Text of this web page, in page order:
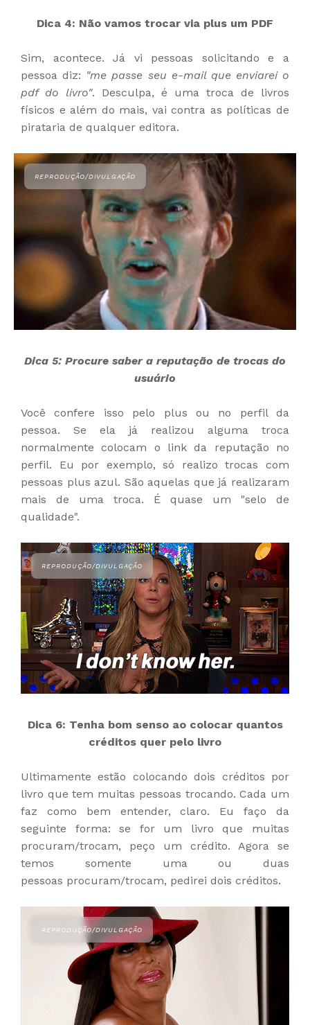
Dica 4: Não vamos trocar via plus um PDF
Sim, acontece. Já vi pessoas solicitando e a
pessoa diz: "me passe seu e-mail que enviarei o
pdf do livro". Desculpa, é uma troca de livros
físicos e além do mais, vai contra as políticas de
pirataria de qualquer editora.
Dica 5: Procure saber a reputação de trocas do
usuário
Você confere isso pelo plus ou no perfil da
pessoa. Se ela já realizou alguma troca
normalmente colocam o link da reputação no
perfil. Eu por exemplo, só realizo trocas com
pessoas plus azul. São aquelas que já realizaram
mais de uma troca. É quase um "selo de
qualidade".
Dica 6: Tenha bom senso ao colocar quantos
créditos quer pelo livro
Ultimamente estão colocando dois créditos por
livro que tem muitas pessoas trocando. Cada um
faz como bem entender, claro. Eu faço da
seguinte forma: se for um livro que muitas
procuram/trocam, peço um crédito. Agora se
temos somente uma ou duas
pessoas procuram/trocam, pedirei dois créditos.